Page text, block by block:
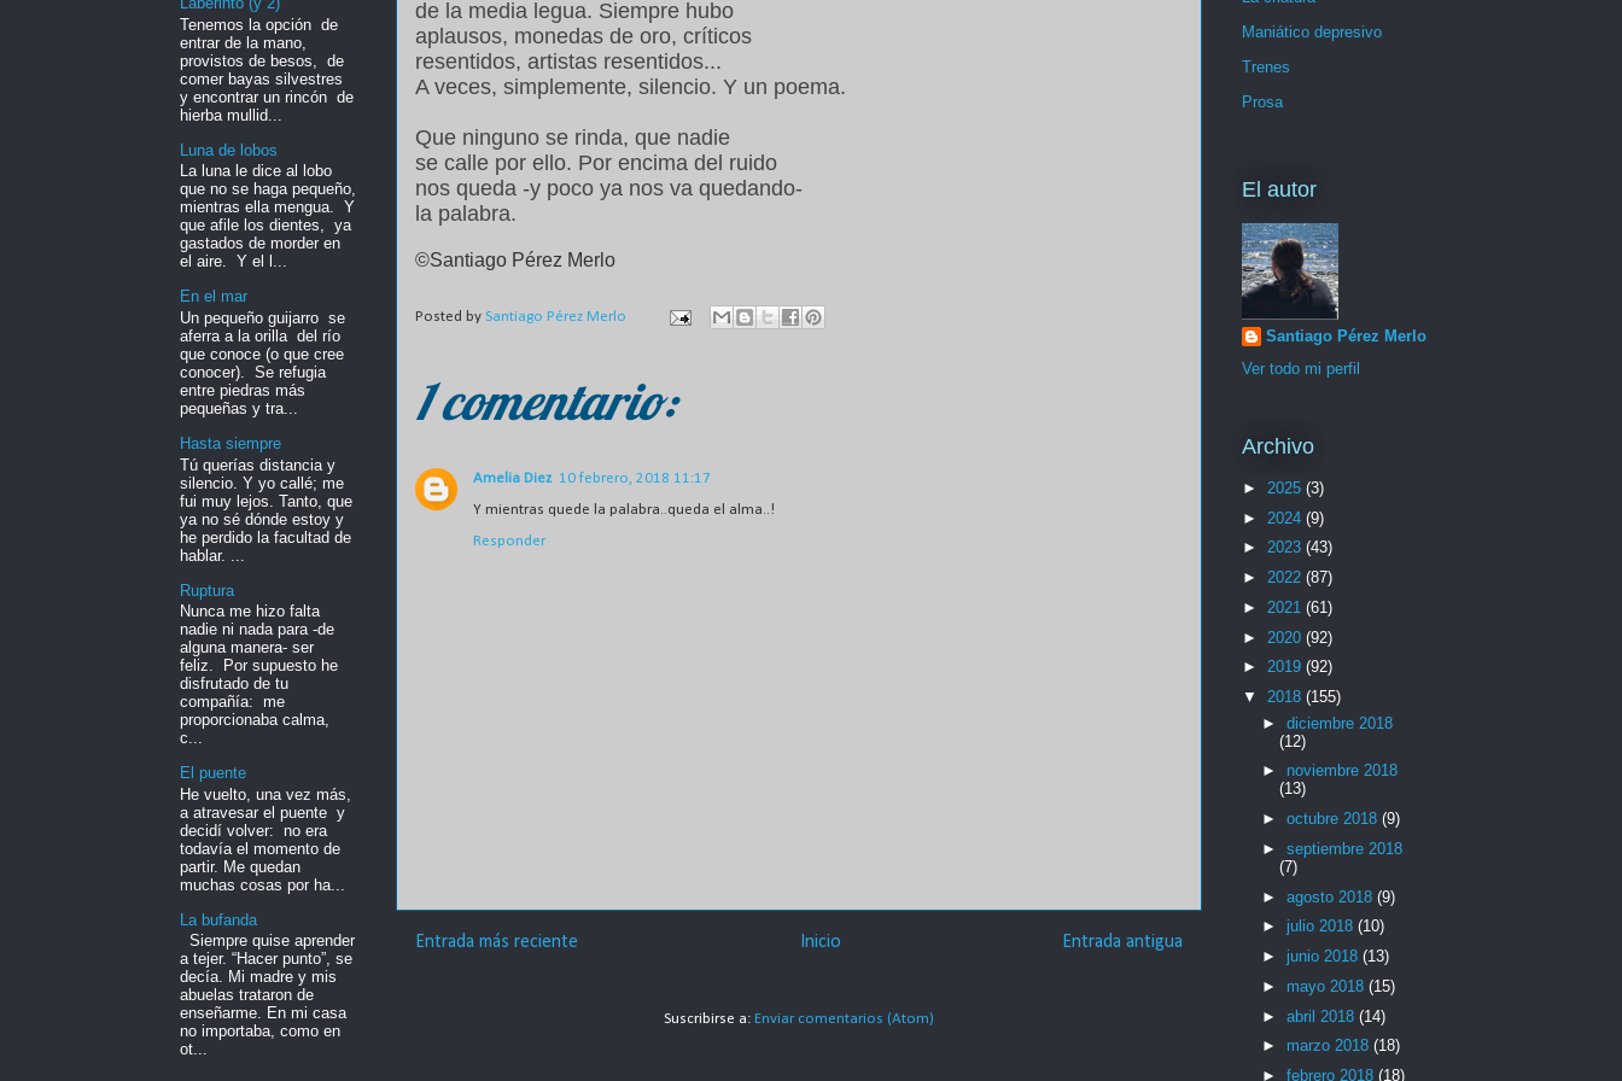
de la media legua. Siempre hubo
aplausos, monedas de oro, críticos
resentidos, artistas resentidos...
A veces, simplemente, silencio. Y un poema.
Que ninguno se rinda, que nadie
se calle por ello. Por encima del ruido
nos queda -y poco ya nos va quedando-
la palabra.
©Santiago Pérez Merlo
Posted by Santiago Pérez Merlo
1 comentario:
Amelia Diez 10 febrero, 2018 11:17
Y mientras quede la palabra..queda el alma..!
Responder
Entrada más reciente Entrada antigua
Inicio
Suscribirse a: Enviar comentarios (Atom)
Tenemos la opción de
entrar de la mano,
provistos de besos, de
comer bayas silvestres
y encontrar un rincón de
hierba mullid...
Luna de lobos
La luna le dice al lobo
que no se haga pequeño,
mientras ella mengua. Y
que afile los dientes, ya
gastados de morder en
el aire. Y el l...
En el mar
Un pequeño guijarro se
aferra a la orilla del río
que conoce (o que cree
conocer). Se refugia
entre piedras más
pequeñas y tra...
Hasta siempre
Tú querías distancia y
silencio. Y yo callé; me
fui muy lejos. Tanto, que
ya no sé dónde estoy y
he perdido la facultad de
hablar. ...
Ruptura
Nunca me hizo falta
nadie ni nada para -de
alguna manera- ser
feliz. Por supuesto he
disfrutado de tu
compañía: me
proporcionaba calma,
c...
El puente
He vuelto, una vez más,
a atravesar el puente y
decidí volver: no era
todavía el momento de
partir. Me quedan
muchas cosas por ha...
La bufanda
Siempre quise aprender
a tejer. “Hacer punto”, se
decía. Mi madre y mis
abuelas trataron de
enseñarme. En mi casa
no importaba, como en
ot...
Maniático depresivo
Trenes
Prosa
El autor
Santiago Pérez Merlo
Ver todo mi perfil
Archivo
► 2025 (3)
► 2024 (9)
► 2023 (43)
► 2022 (87)
► 2021 (61)
► 2020 (92)
► 2019 (92)
▼ 2018 (155)
► diciembre 2018
(12)
► noviembre 2018
(13)
► octubre 2018 (9)
► septiembre 2018
(7)
► agosto 2018 (9)
► julio 2018 (10)
► junio 2018 (13)
► mayo 2018 (15)
► abril 2018 (14)
► marzo 2018 (18)
► febrero 2018 (18)